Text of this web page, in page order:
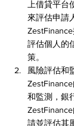
上借貸平
來評估申請
評估個人的
策。
風險評估和
和監測，銀
請並評估其